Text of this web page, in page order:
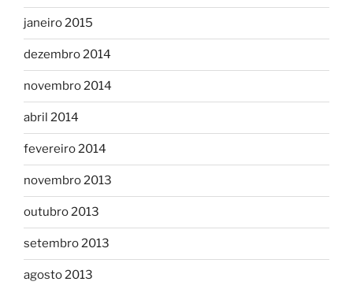
janeiro 2015
dezembro 2014
novembro 2014
abril 2014
fevereiro 2014
novembro 2013
outubro 2013
setembro 2013
agosto 2013